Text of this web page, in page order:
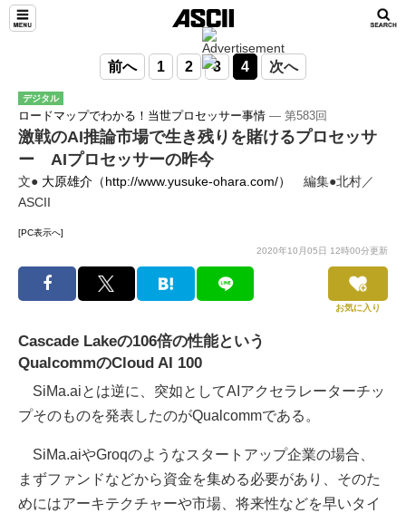
前へ 1 2 3 4 次へ
デジタル
ロードマップでわかる！当世プロセッサー事情 ― 第583回
激戦のAI推論市場で生き残りを賭けるプロセッサ
ー AIプロセッサーの昨今
文● 大原雄介（http://www.yusuke-ohara.com/）
編集●北村／
ASCII
[PC表示へ]
2020年10月05日 12時00分更新
お気に入り
Cascade Lakeの106倍の性能という
QualcommのCloud AI 100
SiMa.aiとは逆に、突如としてAIアクセラレーターチッ
プそのものを発表したのがQualcommである。
SiMa.aiやGroqのようなスタートアップ企業の場合、
まずファンドなどから資金を集める必要があり、そのた
めにはアーキテクチャーや市場、将来性などを早いタイ